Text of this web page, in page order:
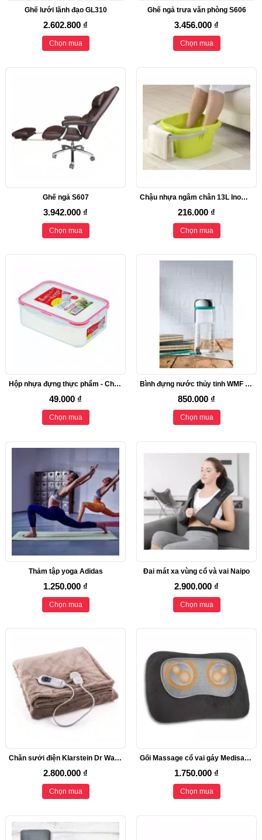
Ghế lưới lãnh đạo GL310
2.602.800 ₫
Chọn mua
Ghế ngả trưa văn phòng S606
3.456.000 ₫
Chọn mua
Ghế ngả S607
3.942.000 ₫
Chọn mua
Chậu nhựa ngâm chân 13L Inomata Nhật bản
216.000 ₫
Chọn mua
Hộp nhựa đựng thực phẩm - Chữ nhật 1300ml
49.000 ₫
Chọn mua
Bình đựng nước thủy tinh WMF Basic
850.000 ₫
Chọn mua
Thảm tập yoga Adidas
1.250.000 ₫
Chọn mua
Đai mát xa vùng cổ và vai Naipo
2.900.000 ₫
Chọn mua
Chăn sưởi điện Klarstein Dr Watson, XL 180x130cm
2.800.000 ₫
Chọn mua
Gối Massage cổ vai gáy Medisana Shiatsu MC840
1.750.000 ₫
Chọn mua